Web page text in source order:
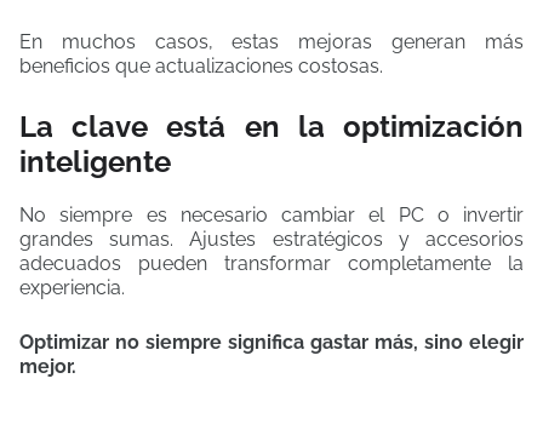
En muchos casos, estas mejoras generan más
beneficios que actualizaciones costosas.
La clave está en la optimización
inteligente
No siempre es necesario cambiar el PC o invertir
grandes sumas. Ajustes estratégicos y accesorios
adecuados pueden transformar completamente la
experiencia.
Optimizar no siempre significa gastar más, sino elegir
mejor.